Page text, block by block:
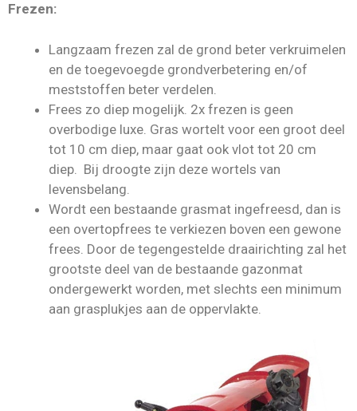
Frezen:
Langzaam frezen zal de grond beter verkruimelen
en de toegevoegde grondverbetering en/of
meststoffen beter verdelen.
Frees zo diep mogelijk. 2x frezen is geen
overbodige luxe. Gras wortelt voor een groot deel
tot 10 cm diep, maar gaat ook vlot tot 20 cm
diep. Bij droogte zijn deze wortels van
levensbelang.
Wordt een bestaande grasmat ingefreesd, dan is
een overtopfrees te verkiezen boven een gewone
frees. Door de tegengestelde draairichting zal het
grootste deel van de bestaande gazonmat
ondergewerkt worden, met slechts een minimum
aan grasplukjes aan de oppervlakte.